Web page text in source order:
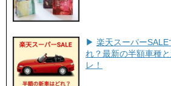
▶ 楽天スーパー
れ？最新の半額車種
レ！